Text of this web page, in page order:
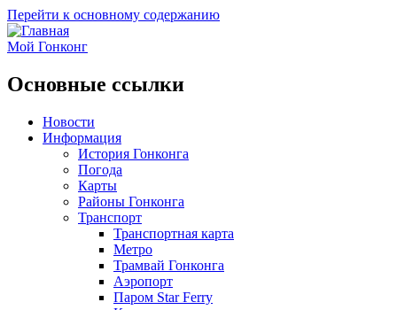
Перейти к основному содержанию
Мой Гонконг
Основные ссылки
Новости
Информация
История Гонконга
Погода
Карты
Районы Гонконга
Транспорт
Транспортная карта
Метро
Трамвай Гонконга
Аэропорт
Паром Star Ferry